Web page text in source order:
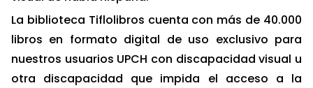
La biblioteca Tiflolibros cuenta con más de 40.000
libros en formato digital de uso exclusivo para
nuestros usuarios UPCH con discapacidad visual u
otra discapacidad que impida el acceso a la